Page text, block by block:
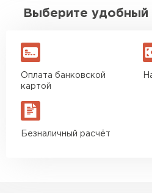
Выберите удобный
Оплата банковской
картой
Безналичный расчёт